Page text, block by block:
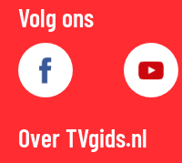
Volg ons
Over TVgids.nl